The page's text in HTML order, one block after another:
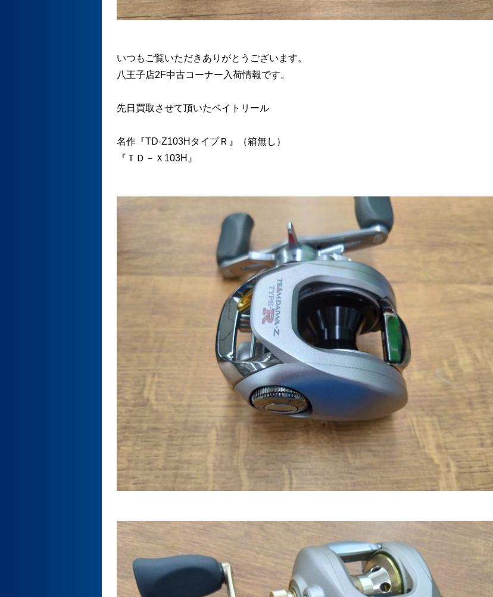
いつもご覧いただきありがとうございます。
八王子店2F中古コーナー入荷情報です。
先日買取させて頂いたベイトリール
名作『TD-Z103HタイプＲ』（箱無し）
『ＴＤ－Ｘ103H』